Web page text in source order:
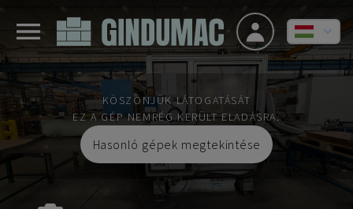
KÖSZÖNJÜK LÁTOGATÁSÁT
EZ A GÉP NEMRÉG KERÜLT ELADÁSRA.
Hasonló gépek megtekintése